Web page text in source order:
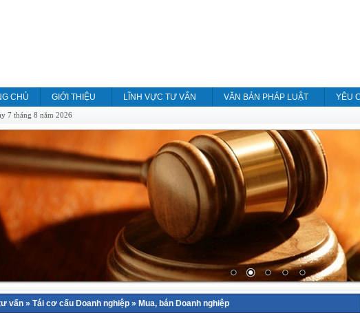
CHỦ GIỚI THIỆU LĨNH VỰC TƯ VẤN VĂN BẢN PHÁP LUẬT YÊU
7 tháng 8 năm 2026
vấn » Tái cơ cấu Doanh nghiệp » Mua, bán Doanh nghiệp